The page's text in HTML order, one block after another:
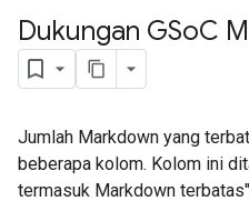
Dukungan GSoC
Jumlah Markdown yang
beberapa kolom. Kolom ini
termasuk Markdown